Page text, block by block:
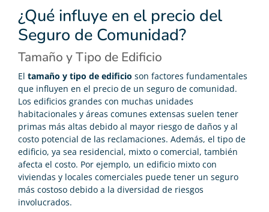
¿Qué influye en el precio del
Seguro de Comunidad?
Tamaño y Tipo de Edificio
El tamaño y tipo de edificio son factores fundamentales
que influyen en el precio de un seguro de comunidad.
Los edificios grandes con muchas unidades
habitacionales y áreas comunes extensas suelen tener
primas más altas debido al mayor riesgo de daños y al
costo potencial de las reclamaciones. Además, el tipo de
edificio, ya sea residencial, mixto o comercial, también
afecta el costo. Por ejemplo, un edificio mixto con
viviendas y locales comerciales puede tener un seguro
más costoso debido a la diversidad de riesgos
involucrados.